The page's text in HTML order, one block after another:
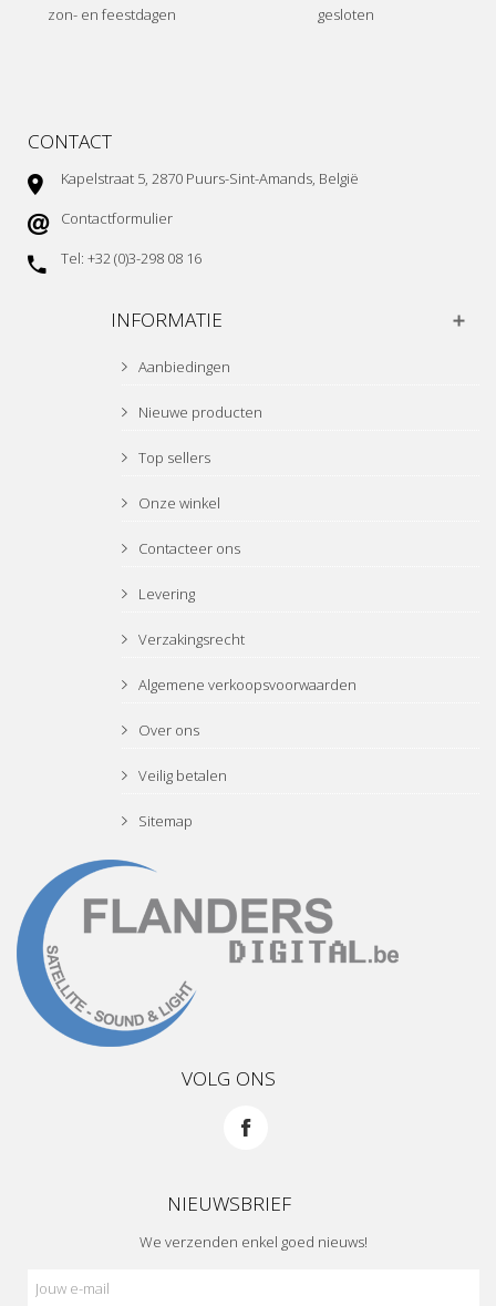
zon- en feestdagen gesloten
CONTACT
Kapelstraat 5, 2870 Puurs-Sint-Amands, België
Contactformulier
Tel: +32 (0)3-298 08 16
INFORMATIE
Aanbiedingen
Nieuwe producten
Top sellers
Onze winkel
Contacteer ons
Levering
Verzakingsrecht
Algemene verkoopsvoorwaarden
Over ons
Veilig betalen
Sitemap
VOLG ONS
NIEUWSBRIEF
We verzenden enkel goed nieuws!